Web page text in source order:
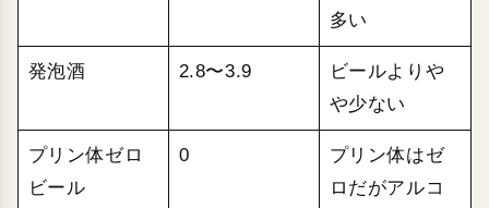
多い
発泡酒 2.8〜3.9
ビールよりや
や少ない
プリン体ゼロ
ビール
0
プリン体はゼ
ロだがアルコ